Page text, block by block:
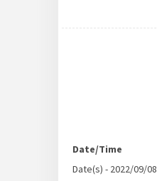
Date/Time
Date(s) - 2022/09/08